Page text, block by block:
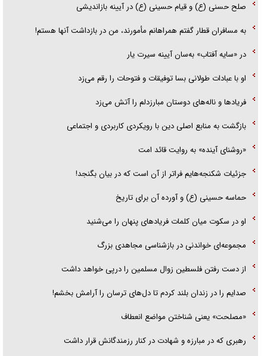
صلح حسنی (ع) و قیام حسینی (ع) در آیینه بازاندیشی
به مسافران قطار گفتم همراهانم مأمورند، من در بازداشت آنها هستم!
در «سایه آفتاب» به‌سان آیینه سیرت یار
او با عبادات طولانی بسا توفیقات و فتوحات را رقم می‌زد
فریاد‌ها و ناله‌های دوستان مبارزدلم را آتش می‌زد
بازگشت به منابع اصلی دین با رویکردی کاربردی و اجتماعی
«روشنای آینده» به روایت قائد امت
جزئیات شکنجه‌هایم فراتر از آن است که در بیان بگنجد!
حماسه حسینی (ع) و آورده آن برای تاریخ
او در سکوت میان کلمات فریاد‌های پنهان را می‌شنید
مجموعه‌ای خواندنی در بازشناسی مجاهدی بزرگ
از دست رفتن فلسطین زوال مسلمین را درپی خواهد داشت
صدایم را در زندان بلند کردم تا دل‌های ترسان را آرامش بخشم!
«مصلحت» یعنی شناختن مواضع انعطاف
رهبری که در مبارزه و شهادت در کنار رزمندگانش قرار داشت